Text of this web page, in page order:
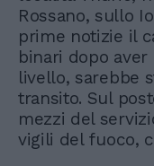
Rossano, sullo
prime notizie il
binari dopo aver
livello, sarebbe
transito. Sul
mezzi del
vigili del fuoco,